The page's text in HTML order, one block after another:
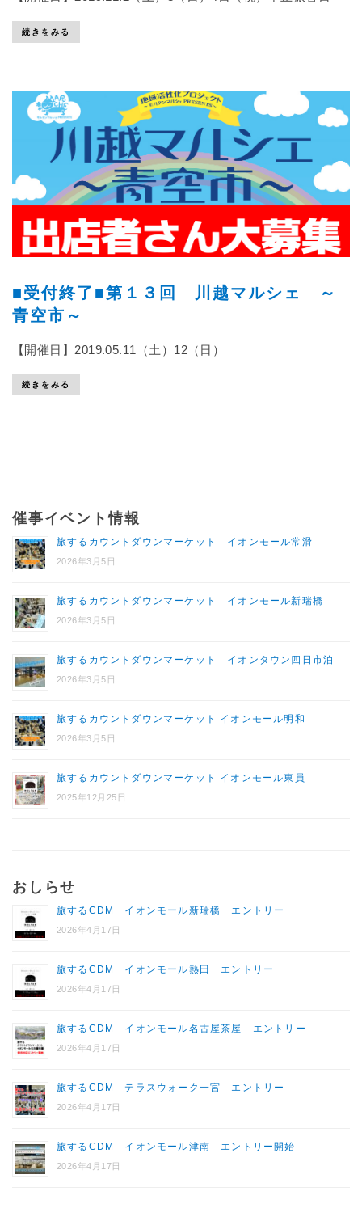
続きをみる
■受付終了■第１３回 川越マルシェ ～
青空市～
【開催日】2019.05.11（土）12（日）
続きをみる
催事イベント情報
旅するカウントダウンマーケット イオンモール常滑
2026年3月5日
旅するカウントダウンマーケット イオンモール新瑞橋
2026年3月5日
旅するカウントダウンマーケット イオンタウン四日市泊
2026年3月5日
旅するカウントダウンマーケット イオンモール明和
2026年3月5日
旅するカウントダウンマーケット イオンモール東員
2025年12月25日
おしらせ
旅するCDM イオンモール新瑞橋 エントリー
2026年4月17日
旅するCDM イオンモール熱田 エントリー
2026年4月17日
旅するCDM イオンモール名古屋茶屋 エントリー
2026年4月17日
旅するCDM テラスウォーク一宮 エントリー
2026年4月17日
旅するCDM イオンモール津南 エントリー開始
2026年4月17日